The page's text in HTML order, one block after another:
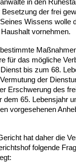
in den
Be­set­zung der frei
Wis­sens wol­le
vor­neh­men.
für das mögli­che
bis zum 68.
der
Er­schwe­rung des
dem 65. Le­bens­jahr
vor­ge­se­he­nen
hat da­her die
fol­gen­de